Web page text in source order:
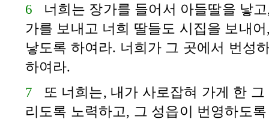
6 너희는 장가를 들어서 아들딸을 낳
가를 보내고 너희 딸들도 시집을 보내
낳도록 하여라. 너희가 그 곳에서 번성
하여라.
7
또 너희는, 내가 사로잡혀 가게 한
리도록 노력하고, 그 성읍이 번영하도